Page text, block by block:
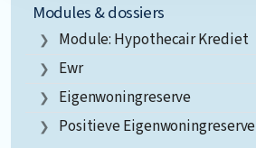
Modules & dossiers
Module: Hypothecair Krediet
Ewr
Eigenwoningreserve
Positieve Eigenwoningreserve